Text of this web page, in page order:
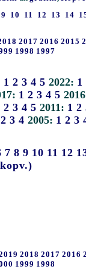
9 10 11 12 13 14
2017 2016 2015
1998 1997
1 2 3 4 5 2022: 1
1 2 3 4 5
2 3 4 5 2011: 1 2
2 3 4 2005: 1 2 3
7 8 9 10 11 12
2018 2017 2016
1999 1998